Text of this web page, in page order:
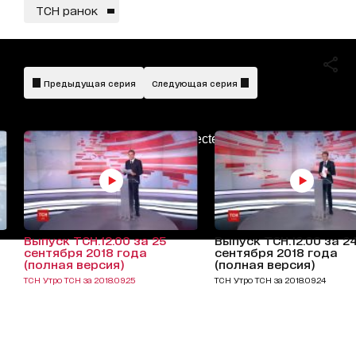
ТСН ранок
AdBlockDetected!
Предыдущая серия Следующая серия
Выпуск ТСН.12:00 за 25
сентября 2018 года
(полная версия)
ТСН Утро ТСН за 2018.09.25
Выпуск ТСН.12:00 за
сентября 2018 года
(полная версия)
ТСН Утро ТСН за 2018.09.24